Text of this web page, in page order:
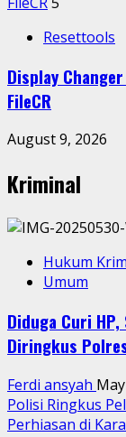
Resettools
Display
FileCR
August 9, 2026
Kriminal
Hukum
Umum
Diduga Curi
Diringkus
Ferdi ansyah
Polisi Ringkus
Perhiasan di